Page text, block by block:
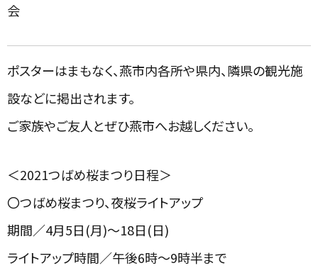
会
ポスターはまもなく、燕市内各所や県内、隣県の観光施
設などに掲出されます。
ご家族やご友人とぜひ燕市へお越しください。
＜2021つばめ桜まつり日程＞
〇つばめ桜まつり、夜桜ライトアップ
期間／4月5日(月)～18日(日)
ライトアップ時間／午後6時～9時半まで